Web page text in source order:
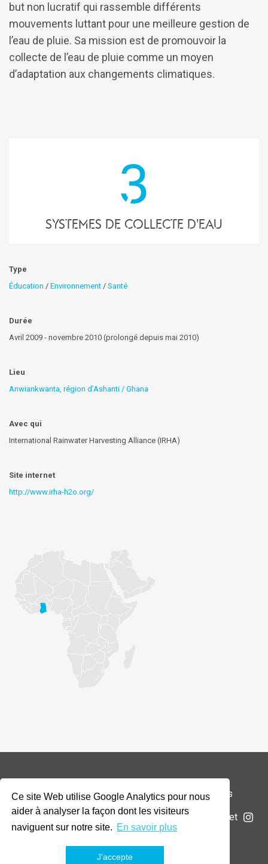
Ce site Web utilise Google Analytics pour nous
aider à analyser la façon dont les visiteurs
naviguent sur notre site. En savoir plus
J'accepte
but non lucratif qui rassemble différents
mouvements luttant pour une meilleure gestion de
l’eau de pluie. Sa mission est de promouvoir la
collecte de l’eau de pluie comme un moyen
d’adaptation aux changements climatiques.
3
systemes de collecte d'eau
Type
Éducation / Environnement / Santé
Durée
Avril 2009 - novembre 2010 (prolongé depuis mai 2010)
Lieu
Anwiankwanta, région d’Ashanti / Ghana
Avec qui
International Rainwater Harvesting Alliance (IRHA)
Site internet
http://www.irha-h2o.org/
© 2026 Addax & Oryx Foundation —Mentions légales
La Fondation Projets Actualités Soumettre un projet